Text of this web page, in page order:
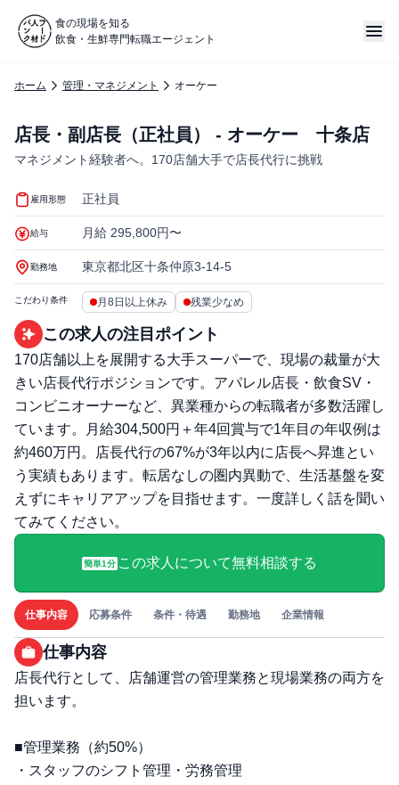
食の現場を知る
飲食・生鮮専門転職エージェント
ホーム 管理・マネジメント オーケー
店長・副店長（正社員） - オーケー 十条店
マネジメント経験者へ。170店舗大手で店長代行に挑戦
雇用形態 正社員
給与 月給 295,800円〜
勤務地 東京都北区十条仲原3-14-5
こだわり条件 月8日以上休み 残業少なめ
この求人の注目ポイント
170店舗以上を展開する大手スーパーで、現場の裁量が大
きい店長代行ポジションです。アパレル店長・飲食SV・
コンビニオーナーなど、異業種からの転職者が多数活躍し
ています。月給304,500円＋年4回賞与で1年目の年収例は
約460万円。店長代行の67%が3年以内に店長へ昇進とい
う実績もあります。転居なしの圏内異動で、生活基盤を変
えずにキャリアアップを目指せます。一度詳しく話を聞い
てみてください。
簡単1分 この求人について無料相談する
仕事内容 応募条件 条件・待遇 勤務地 企業情報
仕事内容
店長代行として、店舗運営の管理業務と現場業務の両方を
担います。
■管理業務（約50%）
・スタッフのシフト管理・労務管理